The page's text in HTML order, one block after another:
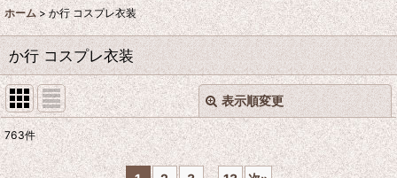
ホーム > か行 コスプレ衣装
か行 コスプレ衣装
表示順変更
サブカテゴリ:
閉じる
763件